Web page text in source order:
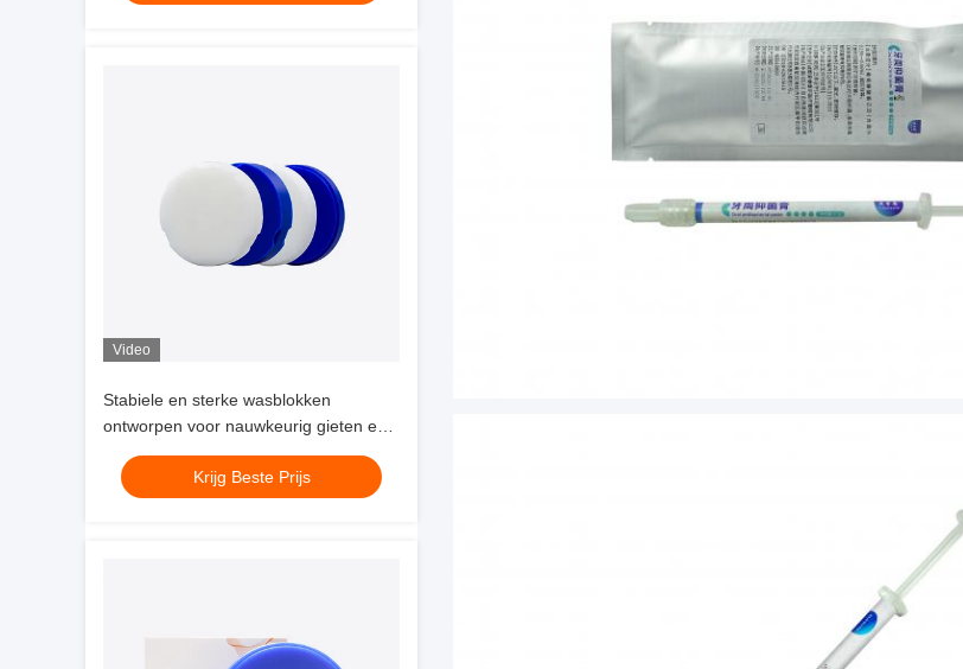
mogelijk te maken
Video
Stabiele en sterke wasblokken
ontworpen voor nauwkeurig gieten en
nauwkeurige productie van
tandheelkundige kronen en bekleding
Krijg Beste Prijs